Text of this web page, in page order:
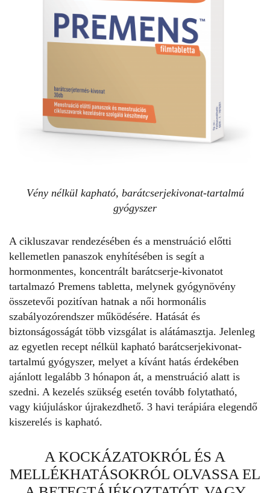
Vény nélkül kapható, barátcserjekivonat-tartalmú
gyógyszer
A cikluszavar rendezésében és a menstruáció előtti
kellemetlen panaszok enyhítésében is segít a
hormonmentes, koncentrált barátcserje-kivonatot
tartalmazó Premens tabletta, melynek gyógynövény
összetevői pozitívan hatnak a női hormonális
szabályozórendszer működésére. Hatását és
biztonságosságát több vizsgálat is alátámasztja. Jelenleg
az egyetlen recept nélkül kapható barátcserjekivonat-
tartalmú gyógyszer, melyet a kívánt hatás érdekében
ajánlott legalább 3 hónapon át, a menstruáció alatt is
szedni. A kezelés szükség esetén tovább folytatható,
vagy kiújuláskor újrakezdhető. 3 havi terápiára elegendő
kiszerelés is kapható.
A KOCKÁZATOKRÓL ÉS A
MELLÉKHATÁSOKRÓL OLVASSA EL